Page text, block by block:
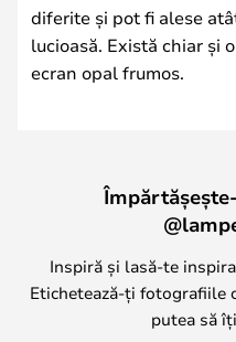
diferite și pot fi alese
lucioasă. Există chiar și
ecran opal frumos.
Inspiră și lasă-te
Etichetează-ți fotografiile
putea să